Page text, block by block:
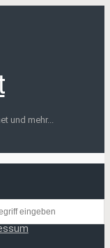
und mehr...